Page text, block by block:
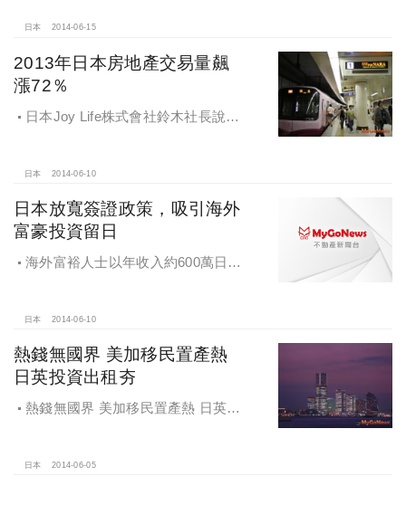
日本 2014-06-15
2013年日本房地產交易量飆
漲72％
日本Joy Life株式會社鈴木社長說
日本 2014-06-10
日本放寬簽證政策，吸引海外
富豪投資留日
海外富裕人士以年收入約600萬日元
日本 2014-06-10
熱錢無國界 美加移民置產熱
日英投資出租夯
熱錢無國界 美加移民置產熱 日英投
日本 2014-06-05